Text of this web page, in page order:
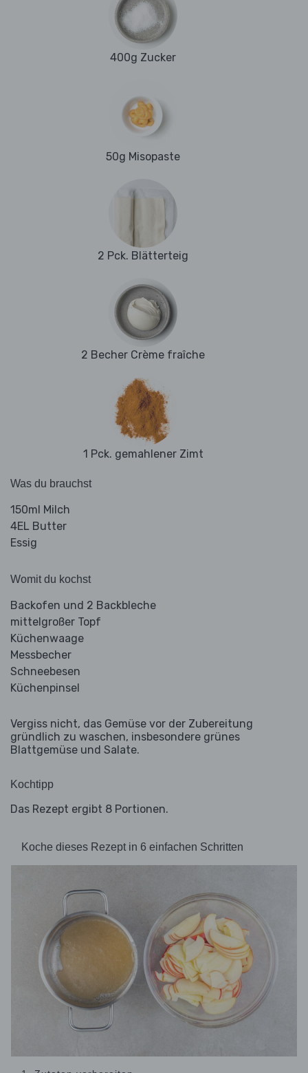
400g Zucker
50g Misopaste
2 Pck. Blätterteig
2 Becher Crème fraîche
1 Pck. gemahlener Zimt
Was du brauchst
150ml Milch
4EL Butter
Essig
Womit du kochst
Backofen und 2 Backbleche
mittelgroßer Topf
Küchenwaage
Messbecher
Schneebesen
Küchenpinsel
Vergiss nicht, das Gemüse vor der Zubereitung
gründlich zu waschen, insbesondere grünes
Blattgemüse und Salate.
Kochtipp
Das Rezept ergibt 8 Portionen.
Koche dieses Rezept in 6 einfachen Schritten